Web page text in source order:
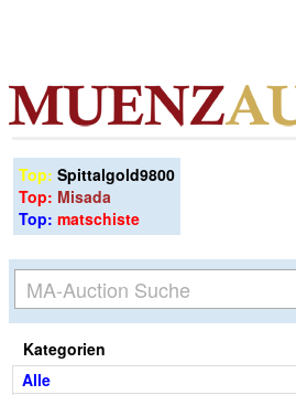
Top: Spittalgold9800
Top: Misada
Top: matschiste
Kategorien
Alle